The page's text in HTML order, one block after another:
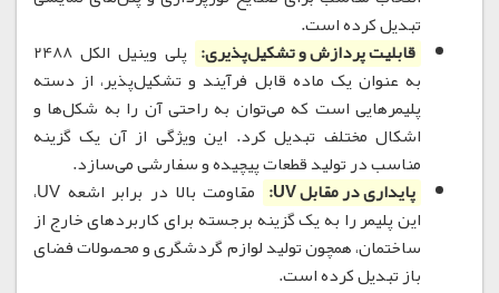
تبدیل کرده است.
قابلیت پردازش و تشکیل‌پذیری:
پلی وینیل الکل 2488
به عنوان یک ماده قابل فرآیند و تشکیل‌پذیر، از دسته
پلیمرهایی است که می‌توان به راحتی آن را به شکل‌ها و
اشکال مختلف تبدیل کرد. این ویژگی از آن یک گزینه
مناسب در تولید قطعات پیچیده و سفارشی می‌سازد.
پایداری در مقابل UV:
مقاومت بالا در برابر اشعه UV،
این پلیمر را به یک گزینه برجسته برای کاربردهای خارج از
ساختمان، همچون تولید لوازم گردشگری و محصولات فضای
باز تبدیل کرده است.